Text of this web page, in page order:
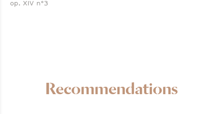
op. XIV n°3
Recommendations